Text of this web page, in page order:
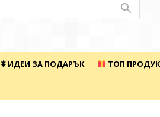

⯯ ИДЕИ ЗА ПОДАРЪК ТОП